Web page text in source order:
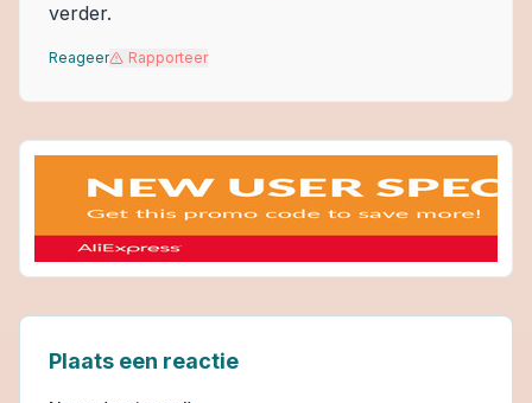
verder.
Reageer Rapporteer
Plaats een reactie